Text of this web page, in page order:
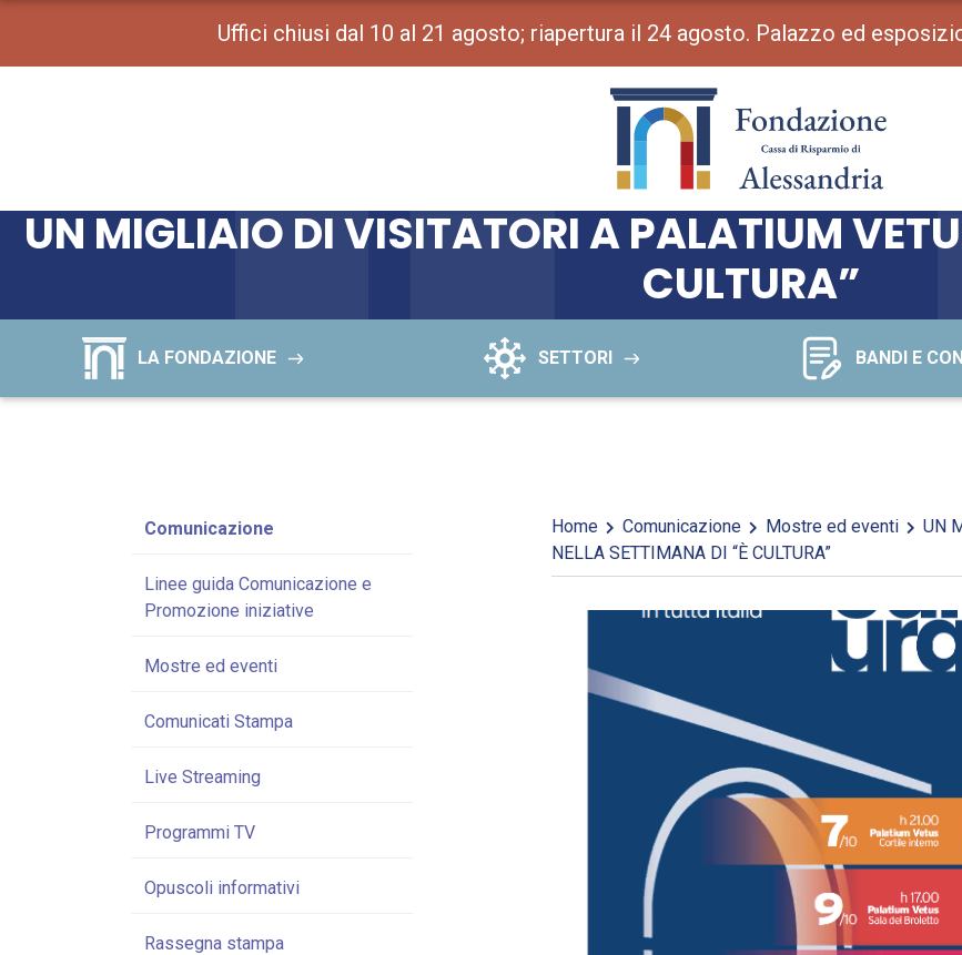
Uffici chiusi dal 10 al 21 agosto; riapertura il 24 agosto. Palazzo ed
UN MIGLIAIO DI VISITATORI A PALATIUM
CULTURA”
LA FONDAZIONE SETTORI BANDI E
Comunicazione
Linee guida Comunicazione e
Promozione iniziative
Mostre ed eventi
Comunicati Stampa
Live Streaming
Programmi TV
Opuscoli informativi
Rassegna stampa
Home Comunicazione Mostre ed eventi
UN
NELLA SETTIMANA DI “È CULTURA”